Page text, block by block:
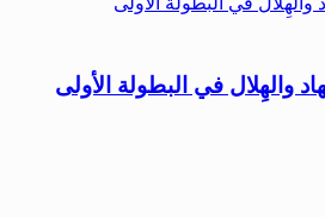
والهِلال في البطولة الأولى